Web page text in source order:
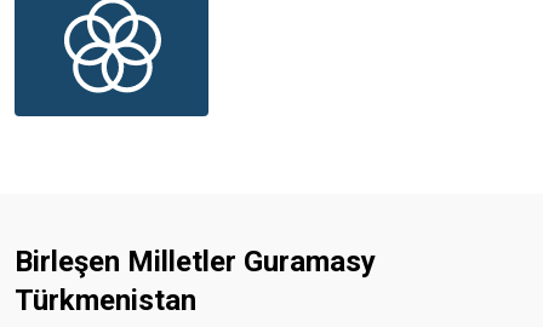
Birleşen Milletler Guramasy
Türkmenistan